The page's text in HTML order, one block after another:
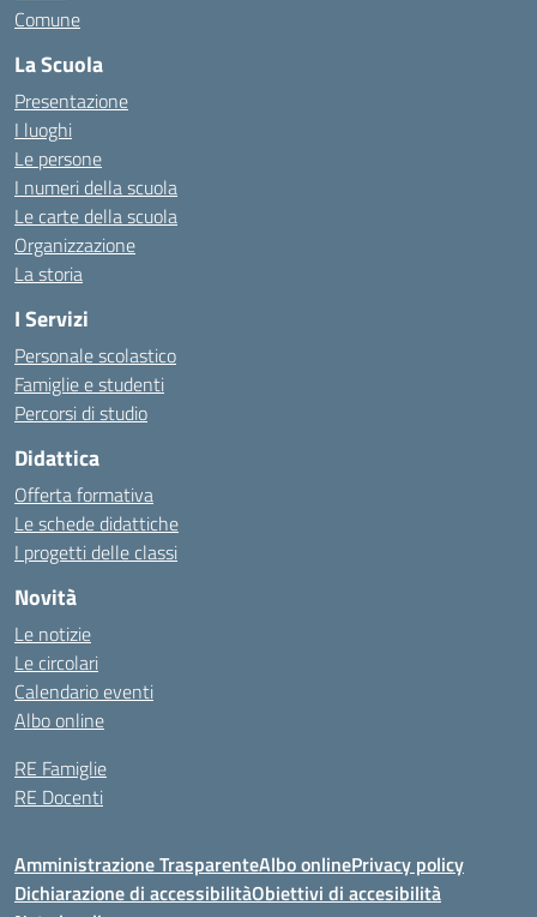
Comune
La Scuola
Presentazione
I luoghi
Le persone
I numeri della scuola
Le carte della scuola
Organizzazione
La storia
I Servizi
Personale scolastico
Famiglie e studenti
Percorsi di studio
Didattica
Offerta formativa
Le schede didattiche
I progetti delle classi
Novità
Le notizie
Le circolari
Calendario eventi
Albo online
RE Famiglie
RE Docenti
Amministrazione TrasparenteAlbo onlinePrivacy policy
Dichiarazione di accessibilitàObiettivi di accesibilità